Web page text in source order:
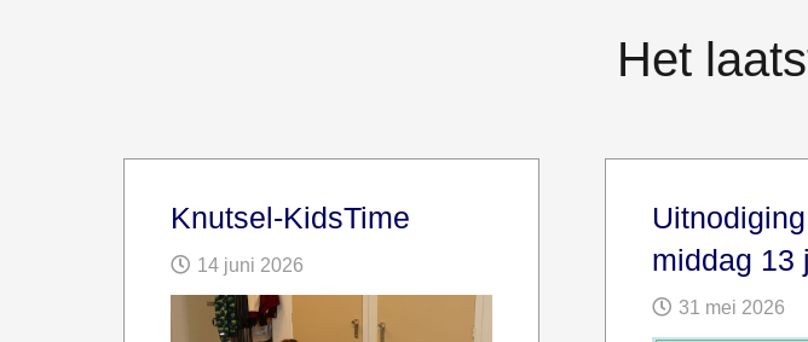
Het
Knutsel-KidsTime
14 juni 2026
middag 13
31 mei 2026